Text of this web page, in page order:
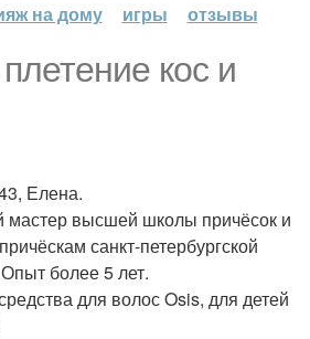
на дому
игры отзывы
кос и
Елена.
высшей школы причёсок и
санкт-петербургской
более 5 лет.
для волос Osis, для детей